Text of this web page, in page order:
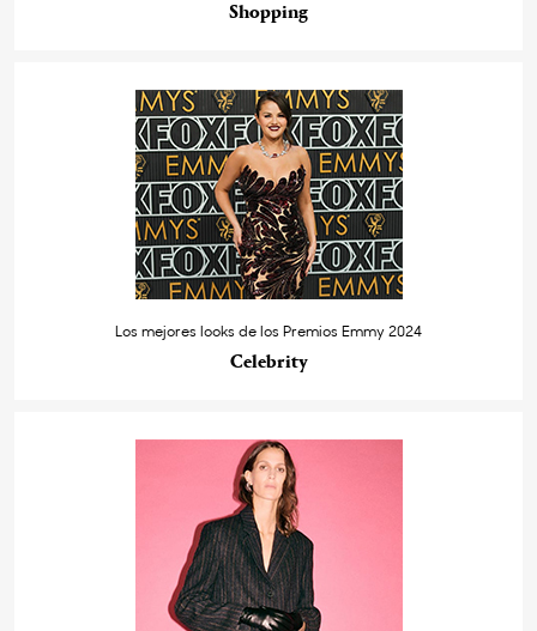
Shopping
Los mejores looks de los Premios Emmy 2024
Celebrity